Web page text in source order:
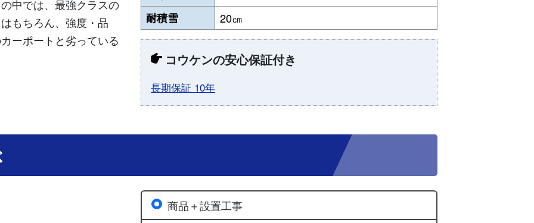
中では、最強クラスの
もちろん、強度・品
ーポートと劣っている
耐積雪 20㎝
コウケンの安心保証付き
長期保証 10年
商品＋設置工事